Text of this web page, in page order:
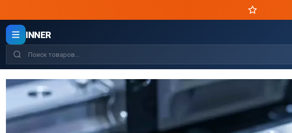
INNER